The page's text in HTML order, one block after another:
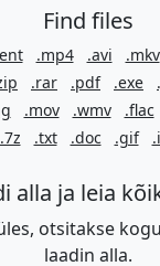
Find files
.mp4 .avi .mkv
.rar .pdf .exe
.mov .wmv .flac
.7z
.txt .doc .gif
alla ja leia
otsitakse
laadin alla.